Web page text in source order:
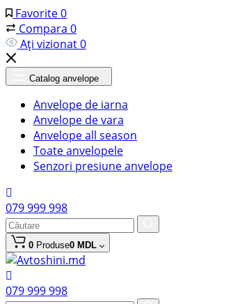
Favorite0
Compara 0
Ați vizionat0
Catalog anvelope
Anvelope de iarna
Anvelope de vara
Anvelope all season
Toate anvelopele
Senzori presiune anvelope
079 999 998
0 Produse0 MDL
079 999 998